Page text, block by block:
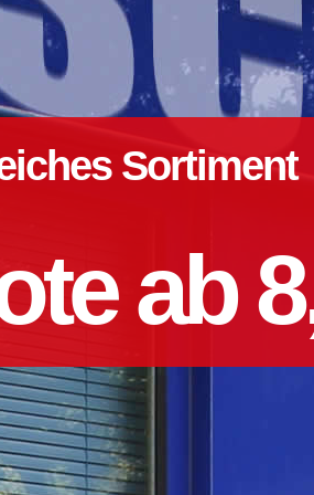
Sortiment
ab